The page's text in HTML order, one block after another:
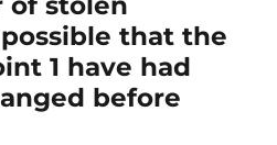
that the
1 have had
before